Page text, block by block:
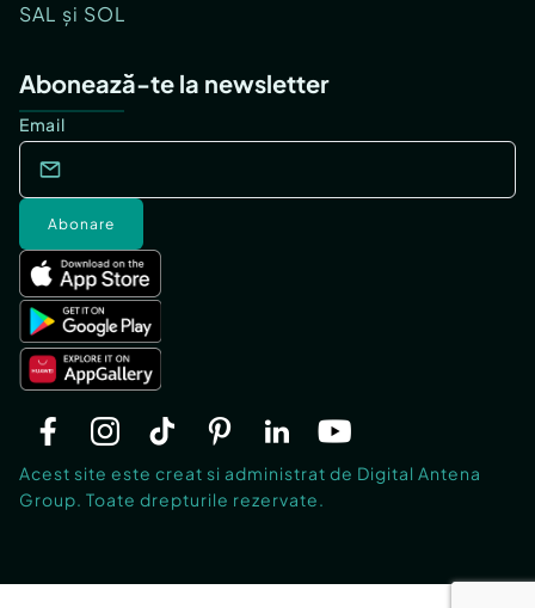
SAL și SOL
Abonează-te la newsletter
Email
Abonare
Acest site este creat si administrat de Digital Antena
Group. Toate drepturile rezervate.